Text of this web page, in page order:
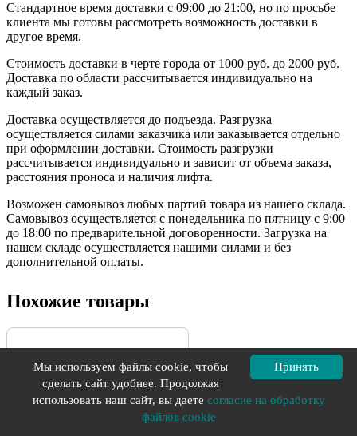
Стандартное время доставки с 09:00 до 21:00, но по просьбе
клиента мы готовы рассмотреть возможность доставки в
другое время.
Стоимость доставки в черте города от 1000 руб. до 2000 руб.
Доставка по области рассчитывается индивидуально на
каждый заказ.
Доставка осуществляется до подъезда. Разгрузка
осуществляется силами заказчика или заказывается отдельно
при оформлении доставки. Стоимость разгрузки
рассчитывается индивидуально и зависит от объема заказа,
расстояния проноса и наличия лифта.
Возможен самовывоз любых партий товара из нашего склада.
Самовывоз осуществляется с понедельника по пятницу с 9:00
до 18:00 по предварительной договоренности. Загрузка на
нашем складе осуществляется нашими силами и без
дополнительной оплаты.
Похожие товары
Принять
Мы используем файлы cookie, чтобы
сделать сайт удобнее. Продолжая
использовать наш сайт, вы даете согласие на обработку
файлов cookie